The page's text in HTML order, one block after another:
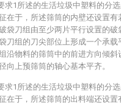
求1所述的生活垃圾中塑料的分
在于，所述筛筒的内壁还设置有
袋刀组由至少两片平行设置的破
刀组的刀尖部位上形成一个承载
沿物料的筛筒中的前进方向倾斜
向上预筛筒的轴心基本平齐。
求1所述的生活垃圾中塑料的分
在于，所述筛筒的出料端还设置